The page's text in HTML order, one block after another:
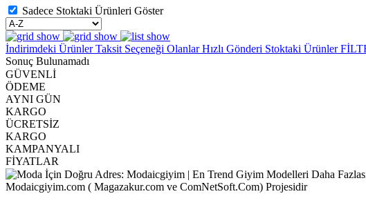
Sadece Stoktaki Ürünleri Göster
İndirimdeki ÜrünlerTaksit Seçeneği OlanlarHızlı Gönderi Stoktaki Ürünler
Sonuç Bulunamadı
GÜVENLİ
ÖDEME
AYNI GÜN
KARGO
ÜCRETSİZ
KARGO
KAMPANYALI
FİYATLAR
Modaicgiyim.com ( Magazakur.com ve ComNetSoft.Com) Projesidir